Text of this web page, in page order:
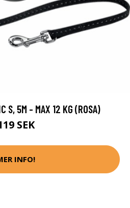
S, 5M - MAX 12 KG (ROSA)
SEK
INFO!